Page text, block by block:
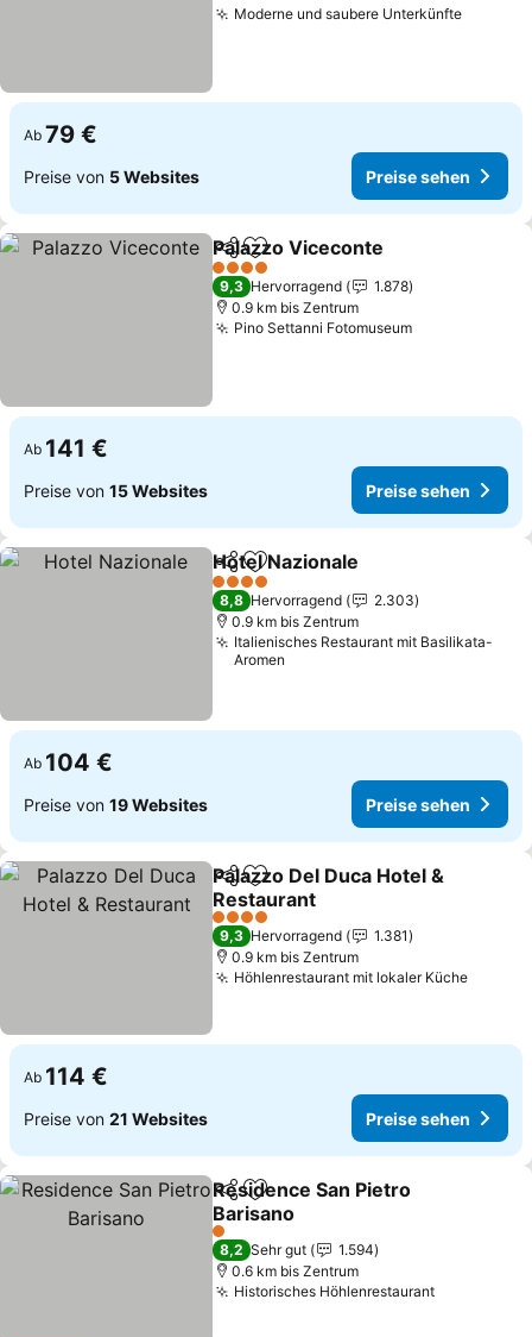
Moderne und saubere UnterkünftePreise
Ab 79 €
Preise von 5 Websites Preise sehen
TeilenZu Favoriten hinzufügen
Palazzo Viceconte
4 Sterne
9,3 Hervorragend
1.878
0.9 km bis Zentrum
Pino Settanni FotomuseumPreise sehen
Ab 141 €
Preise von 15 Websites Preise sehen
TeilenZu Favoriten hinzufügen
Hotel Nazionale
4 Sterne
8,8 Hervorragend
2.303
0.9 km bis Zentrum
Italienisches Restaurant mit Basilikata-
Aromen
Ab 104 €
Preise von 19 Websites Preise sehen
TeilenZu Favoriten hinzufügen
Palazzo Del Duca Hotel &
Restaurant
Preise sehen
4 Sterne
9,3 Hervorragend
1.381
0.9 km bis Zentrum
Höhlenrestaurant mit lokaler KüchePreise
Ab 114 €
Preise von 21 Websites Preise sehen
TeilenZu Favoriten hinzufügen
Residence San Pietro
Barisano
Preise sehen
1 Sterne
8,2 Sehr gut
1.594
0.6 km bis Zentrum
Historisches HöhlenrestaurantPreise